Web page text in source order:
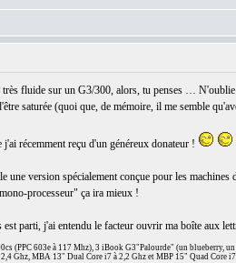
fluide sur un G3/300, alors, tu penses …
saturée (quoi que, de mémoire, il me semble
récemment reçu d'un généreux donateur !
version spécialement conçue pour les
processeur" ça ira mieux !
parti, j'ai entendu le facteur ouvrir ma boîte aux
(PPC 603e à 117 Mhz), 3 iBook G3"Palourde" (un
Ghz, MBA 13" Dual Core i7 à 2,2 Ghz et MBP 15" Quad Core